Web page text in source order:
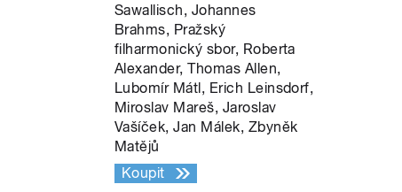
Sawallisch, Johannes
Brahms, Pražský
filharmonický sbor, Roberta
Alexander, Thomas Allen,
Lubomír Mátl, Erich Leinsdorf,
Miroslav Mareš, Jaroslav
Vašíček, Jan Málek, Zbyněk
Matějů
Koupit